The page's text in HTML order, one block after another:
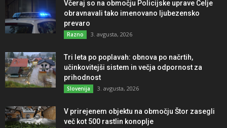
Včeraj so na območju Policijske uprave Celje
obravnavali tako imenovano ljubezensko
prevaro
Razno 3. avgusta, 2026
Tri leta po poplavah: obnova po načrtih,
učinkovitejši sistem in večja odpornost za
prihodnost
Slovenija 3. avgusta, 2026
V prirejenem objektu na območju Štor zasegli
več kot 500 rastlin konoplje